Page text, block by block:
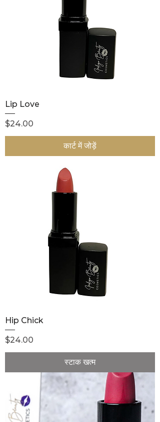
Lip Love
मूल्य
$24.00
कार्ट में जोड़ें
Hip Chick
मूल्य
$24.00
स्टाक खत्म